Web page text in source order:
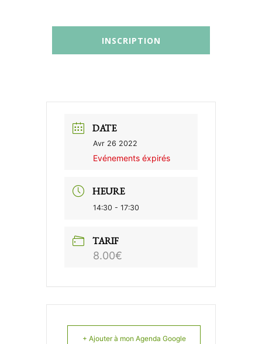
DATE
Avr 26 2022
Evénements éxpirés
HEURE
14:30 - 17:30
TARIF
8.00€
+ Ajouter à mon Agenda Google